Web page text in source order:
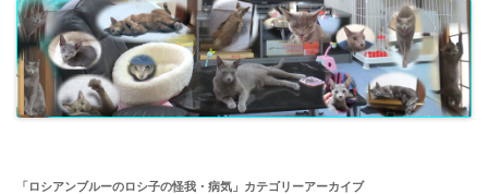
ツ
へ
ス
キ
ッ
プ
「ロシアンブルーのロシ子の怪我・病気 」カテゴリーアーカイブ